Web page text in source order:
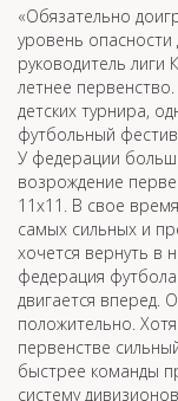
«Обязательно
уровень опасности
руководитель лиги
летнее
детских турнира,
футбольный
У федерации
возрождение
11х11. В свое
самых сильных и
хочется вернуть в
федерация
двигается вперед.
положительно.
первенстве
быстрее команды
систему